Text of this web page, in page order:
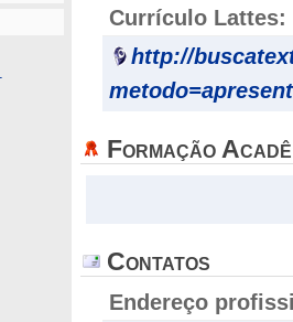
Currículo Lattes:
http://
Formação
Contatos
Endereço